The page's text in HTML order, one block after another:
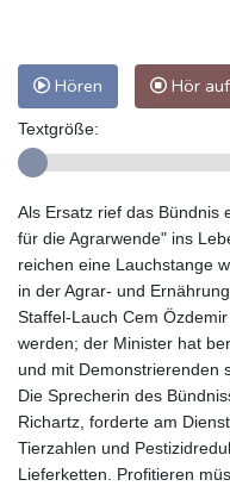
Hören Hör
Textgröße:
Als Ersatz rief das Bündnis
für die Agrarwende" ins
reichen eine Lauchstange
in der Agrar- und
Staffel-Lauch Cem
werden; der Minister hat
und mit Demonstrierenden
Die Sprecherin des
Richartz, forderte am
Tierzahlen und
Lieferketten. Profitieren